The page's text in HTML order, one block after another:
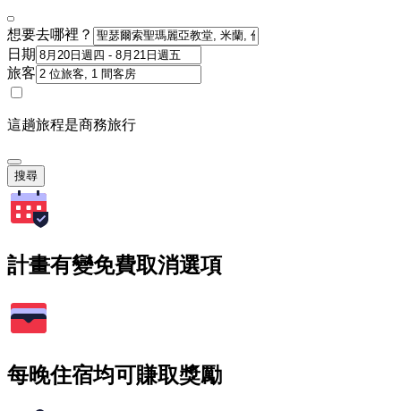
想要去哪裡？
日期
旅客
這趟旅程是商務旅行
搜尋
計畫有變免費取消選項
每晚住宿均可賺取獎勵